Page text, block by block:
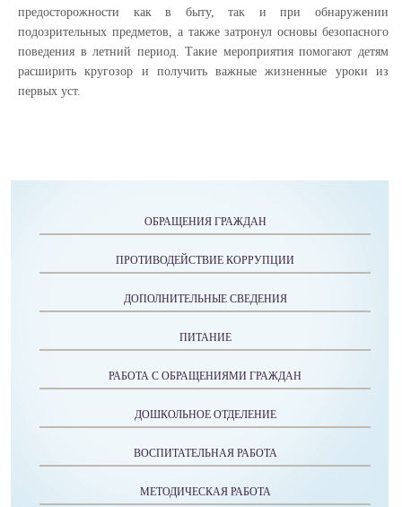
предосторожности как в быту, так и при обнаружении
подозрительных предметов, а также затронул основы безопасного
поведения в летний период. Такие мероприятия помогают детям
расширить кругозор и получить важные жизненные уроки из
первых уст.
ОБРАЩЕНИЯ ГРАЖДАН
ПРОТИВОДЕЙСТВИЕ КОРРУПЦИИ
ДОПОЛНИТЕЛЬНЫЕ СВЕДЕНИЯ
ПИТАНИЕ
РАБОТА С ОБРАЩЕНИЯМИ ГРАЖДАН
ДОШКОЛЬНОЕ ОТДЕЛЕНИЕ
ВОСПИТАТЕЛЬНАЯ РАБОТА
МЕТОДИЧЕСКАЯ РАБОТА